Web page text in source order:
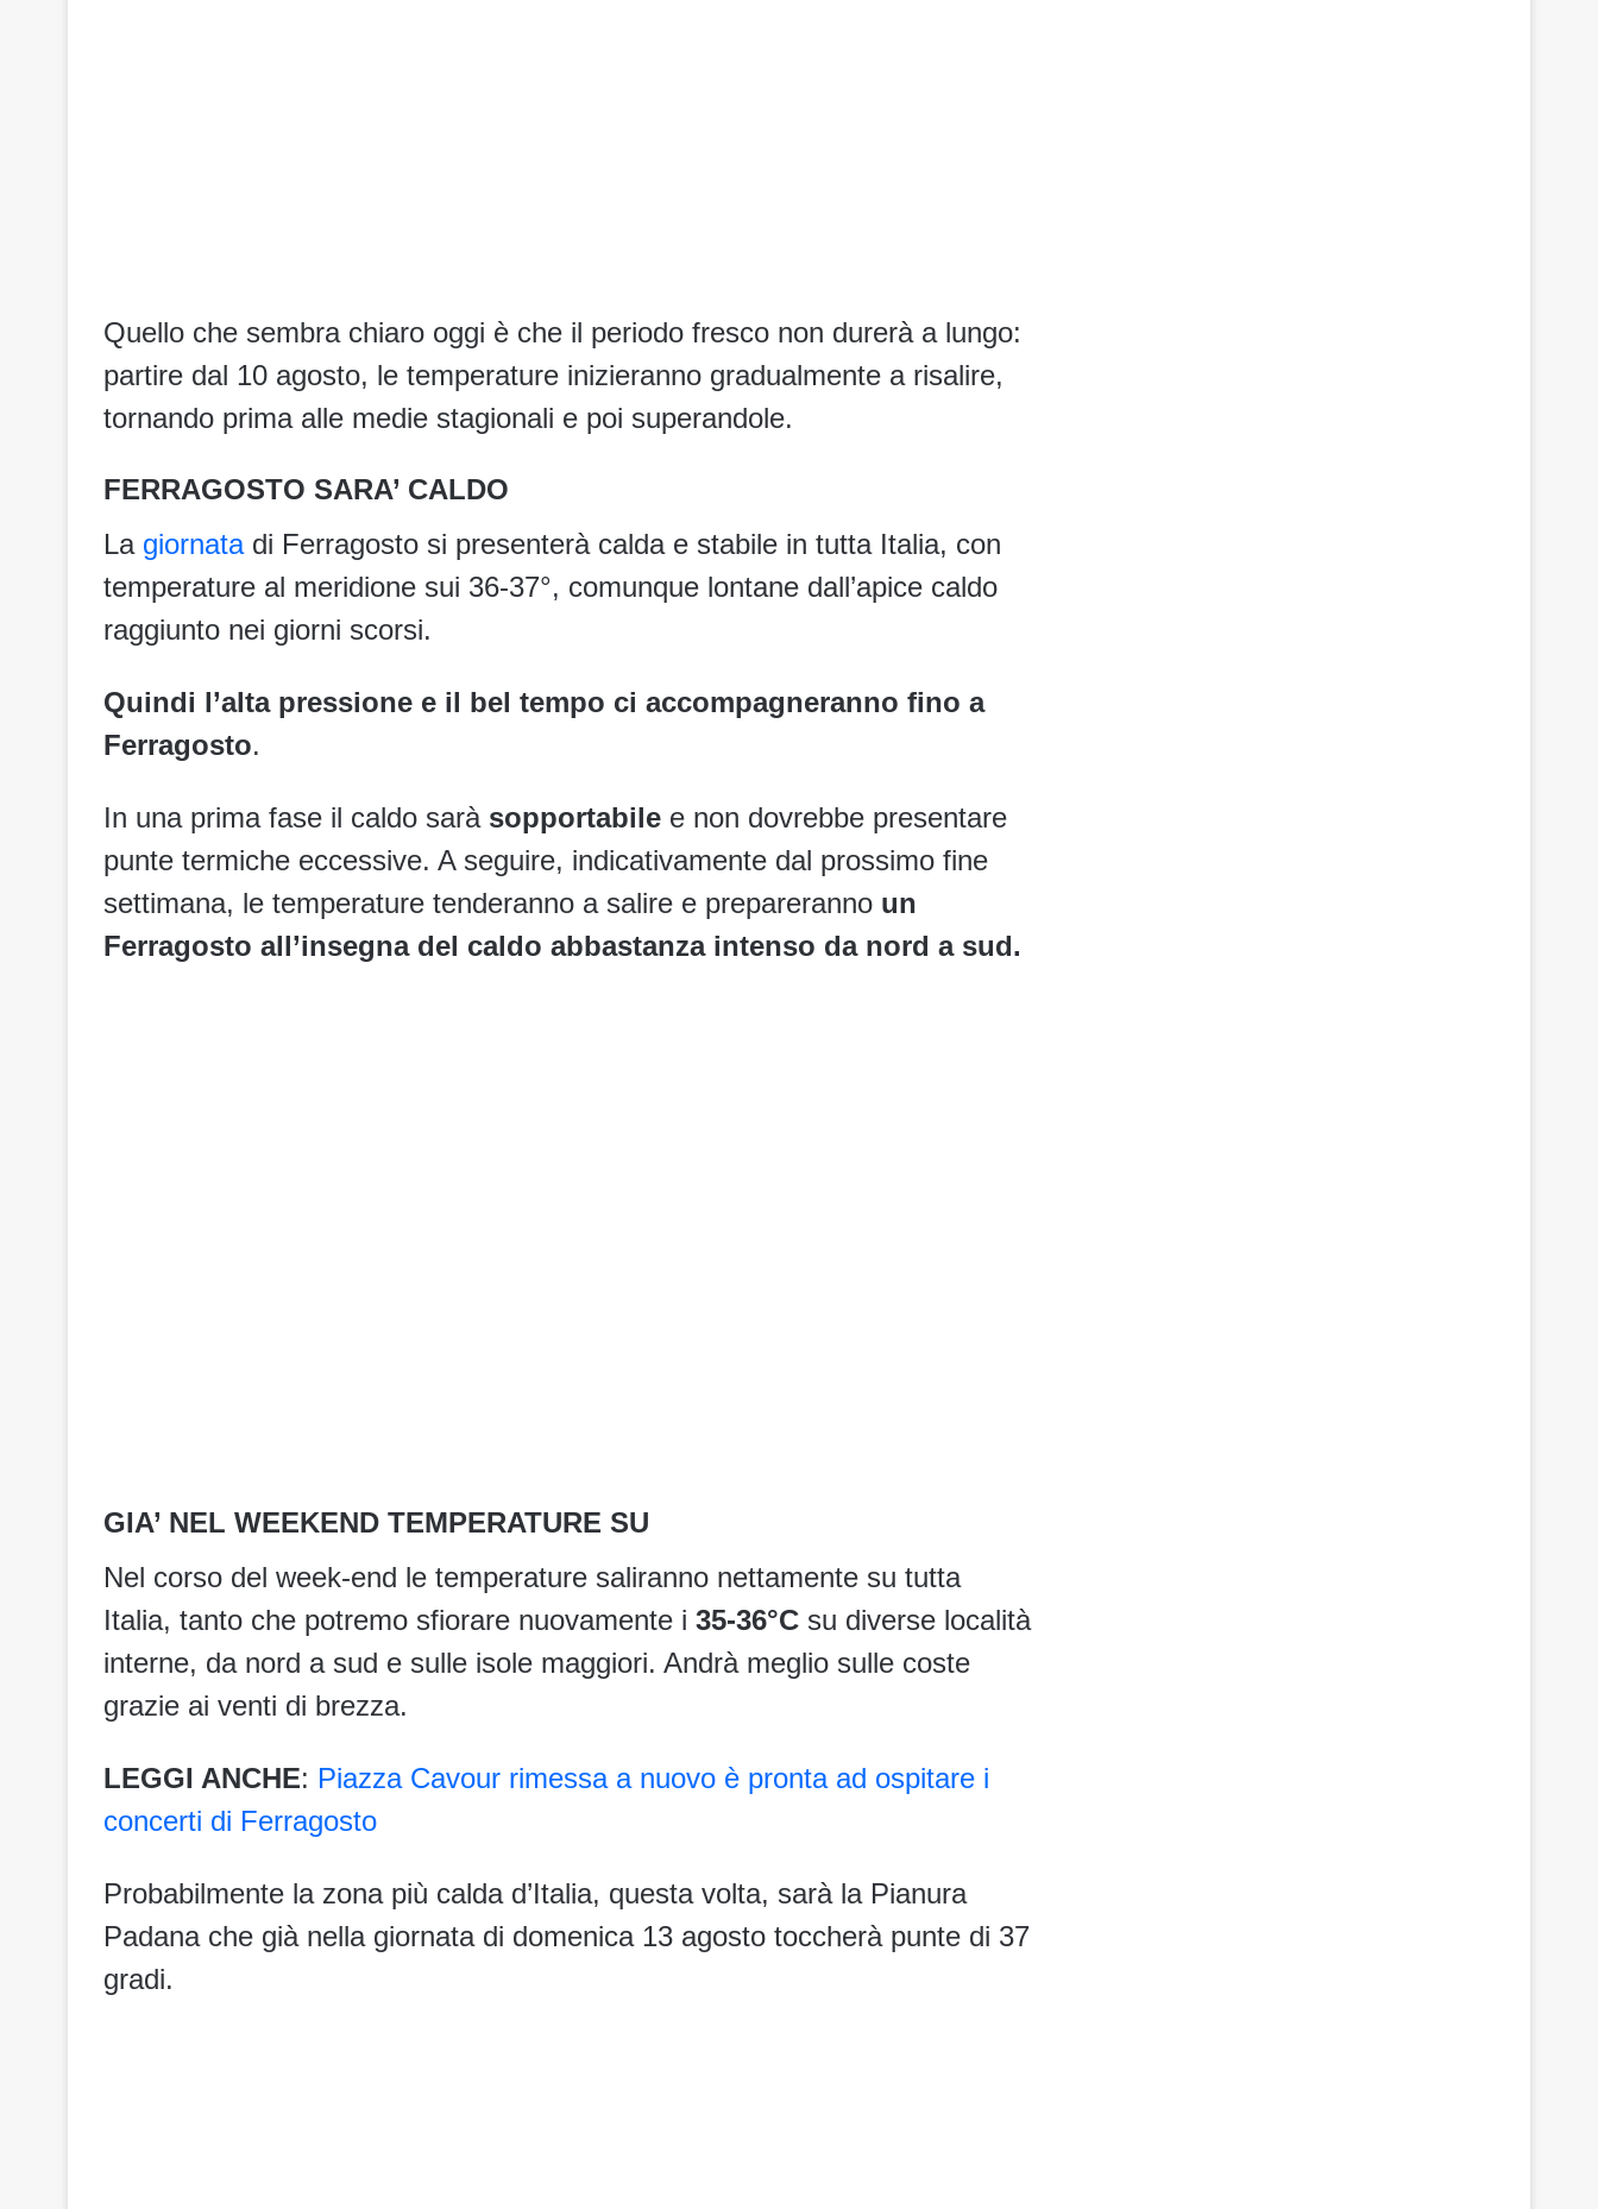
Quello che sembra chiaro oggi è che il periodo fresco non durerà a lungo:
partire dal 10 agosto, le temperature inizieranno gradualmente a risalire,
tornando prima alle medie stagionali e poi superandole.
FERRAGOSTO SARA’ CALDO
La giornata di Ferragosto si presenterà calda e stabile in tutta Italia, con
temperature al meridione sui 36-37°, comunque lontane dall’apice caldo
raggiunto nei giorni scorsi.
Quindi l’alta pressione e il bel tempo ci accompagneranno fino a
Ferragosto.
In una prima fase il caldo sarà sopportabile e non dovrebbe presentare
punte termiche eccessive. A seguire, indicativamente dal prossimo fine
settimana, le temperature tenderanno a salire e prepareranno un
Ferragosto all’insegna del caldo abbastanza intenso da nord a sud.
GIA’ NEL WEEKEND TEMPERATURE SU
Nel corso del week-end le temperature saliranno nettamente su tutta
Italia, tanto che potremo sfiorare nuovamente i 35-36°C su diverse località
interne, da nord a sud e sulle isole maggiori. Andrà meglio sulle coste
grazie ai venti di brezza.
LEGGI ANCHE: Piazza Cavour rimessa a nuovo è pronta ad ospitare i
concerti di Ferragosto
Probabilmente la zona più calda d’Italia, questa volta, sarà la Pianura
Padana che già nella giornata di domenica 13 agosto toccherà punte di 37
gradi.